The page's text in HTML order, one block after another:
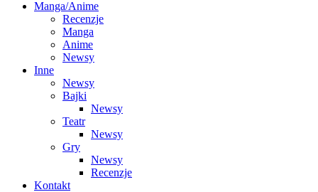
Manga/Anime
Recenzje
Manga
Anime
Newsy
Inne
Newsy
Bajki
Newsy
Teatr
Newsy
Gry
Newsy
Recenzje
Kontakt